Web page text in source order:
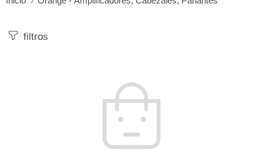
filtros